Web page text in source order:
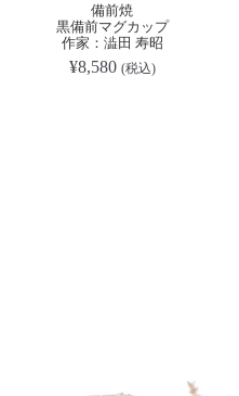
備前焼
黒備前マグカップ
作家：澁田 寿昭
¥8,580 (税込)